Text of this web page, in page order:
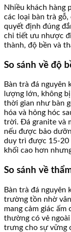
Nhiều khách hàng
các loại bàn trà
quyết định đúng
chi tiết ưu nhược
thành, độ bền và
So sánh về độ
Bàn trà đá
lượng lớn, không
thời gian như bàn
hóa và hỏng hóc
trời. Đá granite và
nếu được bảo
duy trì được 15-20
khối cao hơn
So sánh về
Bàn trà đá nguyên
trường tồn nhờ
mang cảm giác
thường có vẻ
trưng cho sự vững